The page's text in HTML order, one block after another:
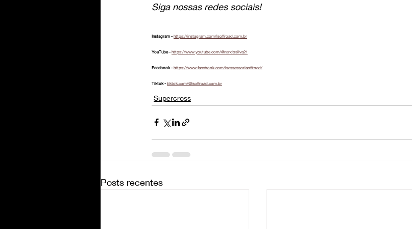
Siga nossas redes sociais!
Instagram - https://instagram.com/lsoffroad.com.br
YouTube - https://www.youtube.com/@nandosilva21
Facebook - https://www.facebook.com/lsassessoriaoffroad/
Tiktok - tiktok.com/@lsoffroad.com.br
Supercross
Posts recentes